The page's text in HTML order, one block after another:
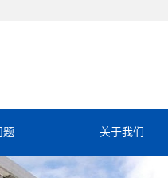
题 关于我们